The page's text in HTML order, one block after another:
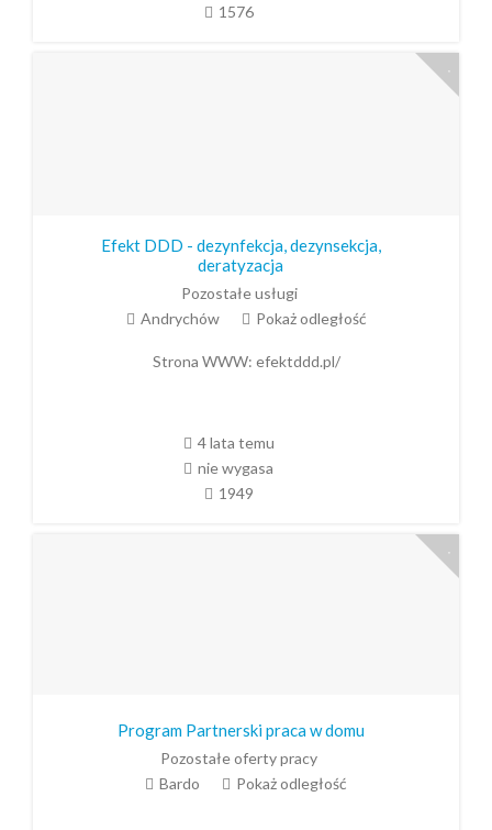
1576
Efekt DDD - dezynfekcja, dezynsekcja,
deratyzacja
Pozostałe usługi
Andrychów
Pokaż odległość
Strona WWW: efektddd.pl/
4 lata temu
nie wygasa
1949
Program Partnerski praca w domu
Pozostałe oferty pracy
Bardo
Pokaż odległość